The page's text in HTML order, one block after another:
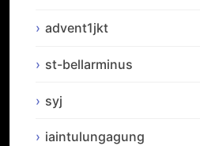
advent1jkt
st-bellarminus
syj
iaintulungagung